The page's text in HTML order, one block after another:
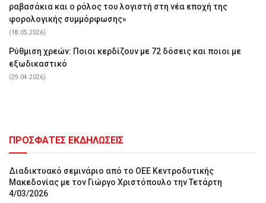
ραβασάκια και ο ρόλος του λογιστή στη νέα εποχή της
φορολογικής συμμόρφωσης»
(18.05.2026)
Ρύθμιση χρεών: Ποιοι κερδίζουν με 72 δόσεις και ποιοι με
εξωδικαστικό
(29.04.2026)
ΠΡΟΣΦΑΤΕΣ ΕΚΔΗΛΩΣΕΙΣ
Διαδικτυακό σεμινάριο από το ΟΕΕ Κεντροδυτικής
Μακεδονίας με τον Γιώργο Χριστόπουλο την Τετάρτη
4/03/2026